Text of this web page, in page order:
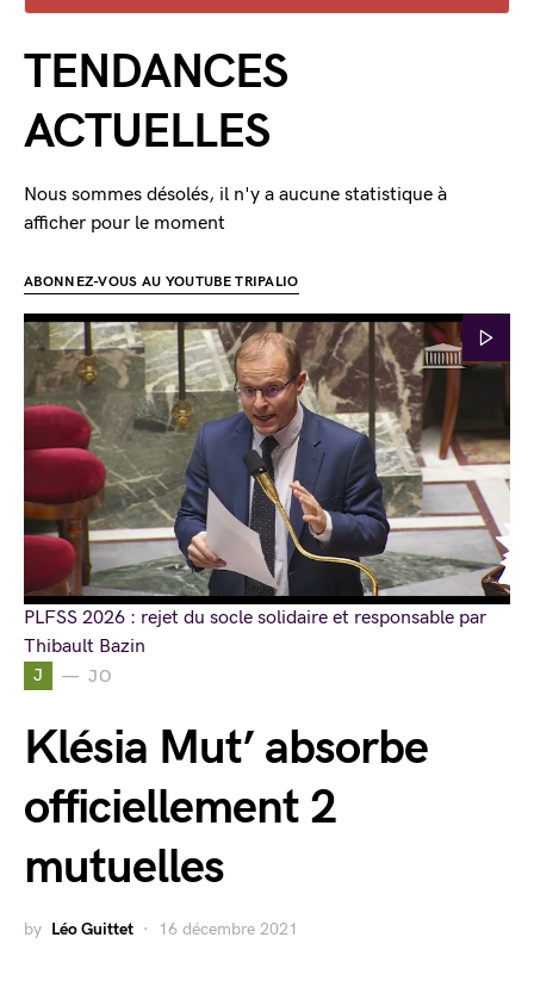
J JO
Klésia Mut’ absorbe
officiellement 2
mutuelles
by Léo Guittet 16 décembre 2021
TENDANCES
ACTUELLES
Nous sommes désolés, il n'y a aucune statistique à
afficher pour le moment
ABONNEZ-VOUS AU YOUTUBE TRIPALIO
PLFSS 2026 : rejet du socle solidaire et responsable par
Thibault Bazin